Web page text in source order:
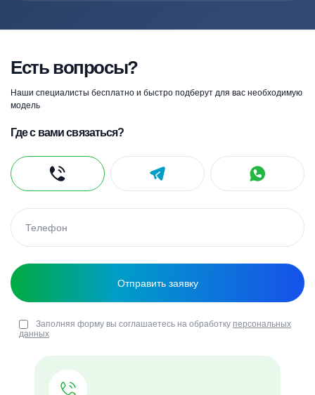
Есть вопросы?
Наши специалисты бесплатно и быстро подберут для вас необходимую
модель
Где с вами связаться?
Заполняя форму вы соглашаетесь на обработку персональных
данных